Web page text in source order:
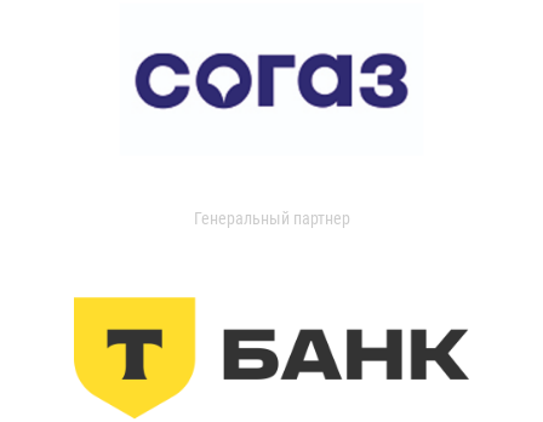
Генеральный партнер